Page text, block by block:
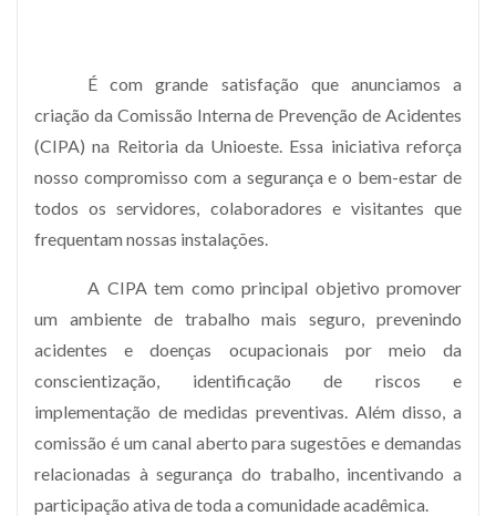
É com grande satisfação que anunciamos a
criação da Comissão Interna de Prevenção de Acidentes
(CIPA) na Reitoria da Unioeste. Essa iniciativa reforça
nosso compromisso com a segurança e o bem-estar de
todos os servidores, colaboradores e visitantes que
frequentam nossas instalações.
A CIPA tem como principal objetivo promover
um ambiente de trabalho mais seguro, prevenindo
acidentes e doenças ocupacionais por meio da
conscientização, identificação de riscos e
implementação de medidas preventivas. Além disso, a
comissão é um canal aberto para sugestões e demandas
relacionadas à segurança do trabalho, incentivando a
participação ativa de toda a comunidade acadêmica.